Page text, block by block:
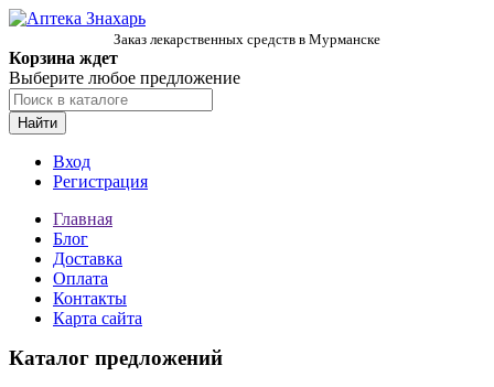
Заказ лекарственных средств в Мурманске
Корзина ждет
Выберите любое предложение
Найти
Вход
Регистрация
Главная
Блог
Доставка
Оплата
Контакты
Карта сайта
Каталог предложений